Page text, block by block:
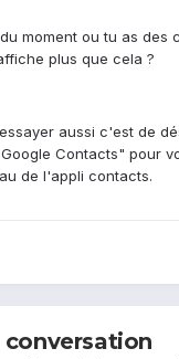
moment ou tu as des
plus que cela ?
aussi c'est de
Contacts" pour
de l'appli contacts.
conversation